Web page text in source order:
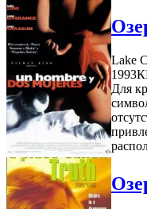
Lake
1993
Для